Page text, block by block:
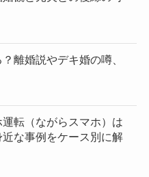
離婚説やデキ婚の噂、
運転（ながらスマホ）は
な事例をケース別に解